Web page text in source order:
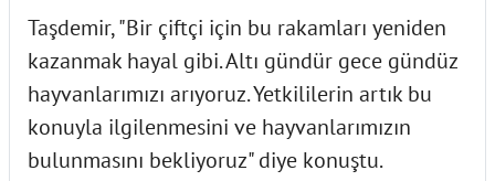
Taşdemir, "Bir çiftçi için bu rakamları yeniden
kazanmak hayal gibi. Altı gündür gece gündüz
hayvanlarımızı arıyoruz. Yetkililerin artık bu
konuyla ilgilenmesini ve hayvanlarımızın
bulunmasını bekliyoruz" diye konuştu.